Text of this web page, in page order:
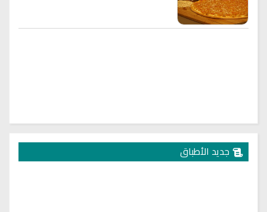
جديد الأطباق